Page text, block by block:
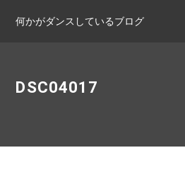
何かがダンスしているブログ
DSC04017